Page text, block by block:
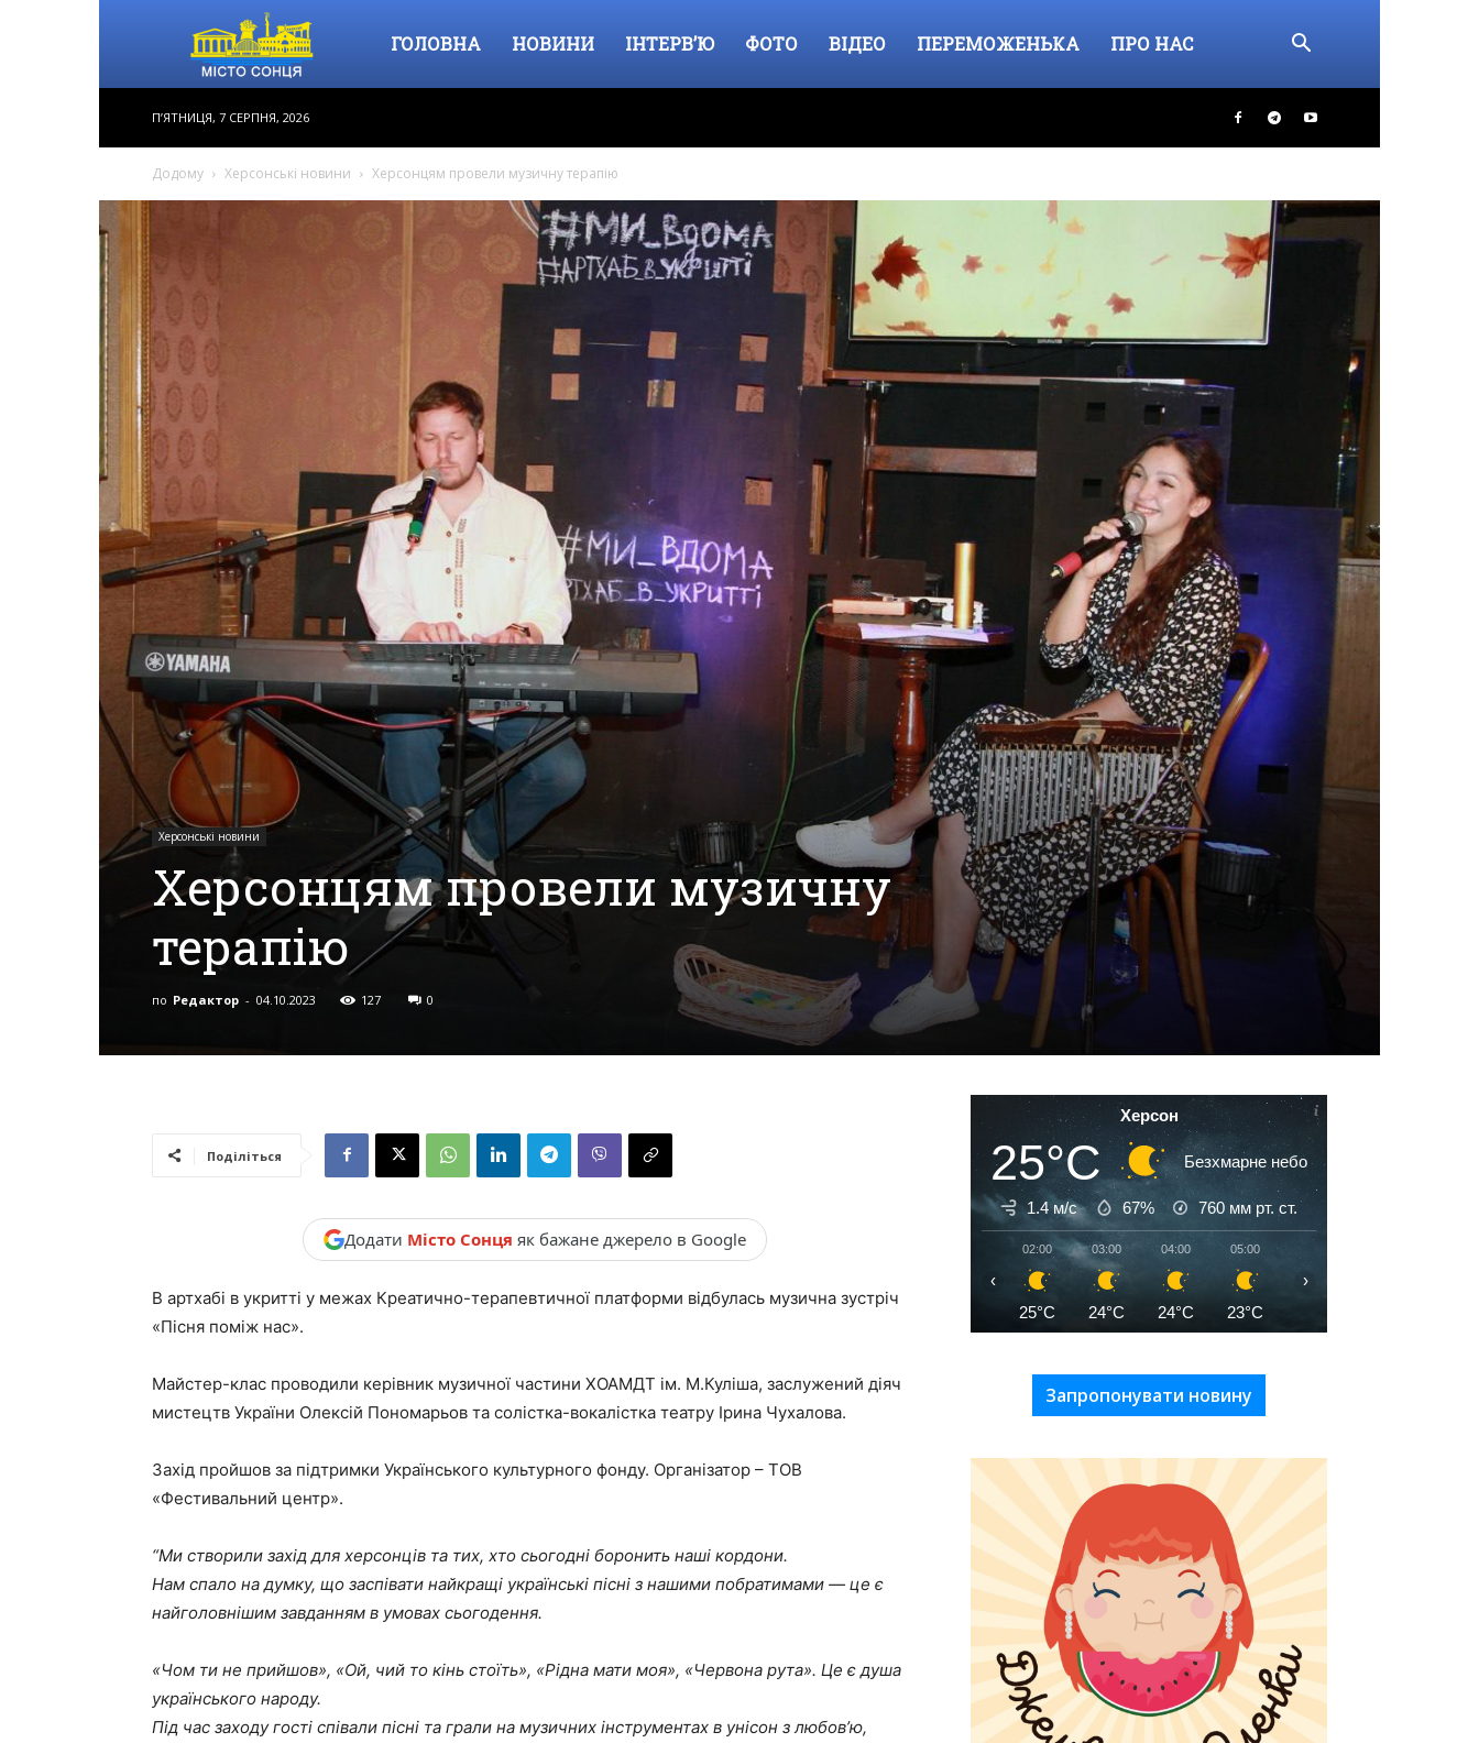
Місто
видання,
новини
Херсонщини,
Події
Херсон,
Херсонські
новини,
ГОЛОВНА НОВИНИ ІНТЕРВ’Ю ФОТО ВІДЕО ПЕРЕМОЖЕНЬКА ПРО НАС
П’ЯТНИЦЯ, 7 СЕРПНЯ, 2026
Додому Херсонські новини Херсонцям провели музичну терапію
Херсонські новини
Херсонцям провели музичну
терапію
по Редактор - 04.10.2023 127 0
Поділіться
Додати Місто Сонця як бажане джерело в Google
В артхабі в укритті у межах Креатично-терапевтичної платформи відбулась музична зустріч
«Пісня поміж нас».
Майстер-клас проводили керівник музичної частини ХОАМДТ ім. М.Куліша, заслужений діяч
мистецтв України Олексій Пономарьов та солістка-вокалістка театру Ірина Чухалова.
Захід пройшов за підтримки Українського культурного фонду. Організатор – ТОВ
«Фестивальний центр».
“Ми створили захід для херсонців та тих, хто сьогодні боронить наші кордони.
Нам спало на думку, що заспівати найкращі українські пісні з нашими побратимами — це є
найголовнішим завданням в умовах сьогодення.
«Чом ти не прийшов», «Ой, чий то кінь стоїть», «Рідна мати моя», «Червона рута». Це є душа
українського народу.
Під час заходу гості співали пісні та грали на музичних інструментах в унісон з любовʼю,
Херсон
25°C Безхмарне небо
1.4 м/с 67% 760 мм рт. ст.
02:00
25°C
03:00
24°C
04:00
24°C
05:00
23°C
‹ ›
Запропонувати новину